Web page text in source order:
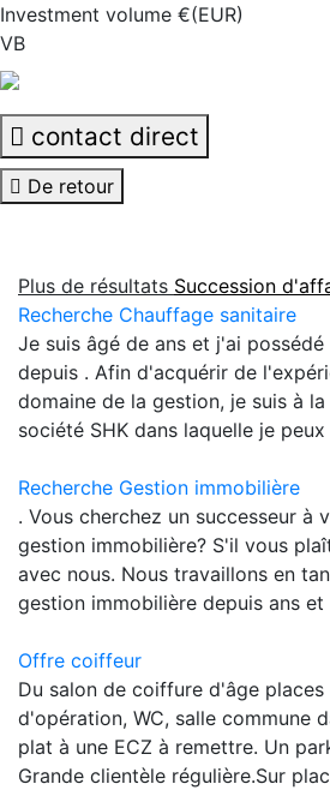
Investment volume €(EUR)
VB
contact direct
De retour
Plus de résultats Succession
Recherche Chauffage sanitaire
Je suis âgé de ans et j'ai
depuis . Afin d'acquérir de
domaine de la gestion, je suis à
société SHK dans laquelle je peux
Recherche Gestion immobilière
. Vous cherchez un successeur à
gestion immobilière? S'il vous
avec nous. Nous travaillons en
gestion immobilière depuis ans et
Offre coiffeur
Du salon de coiffure d'âge
d'opération, WC, salle commune
plat à une ECZ à remettre. Un
Grande clientèle régulière.Sur